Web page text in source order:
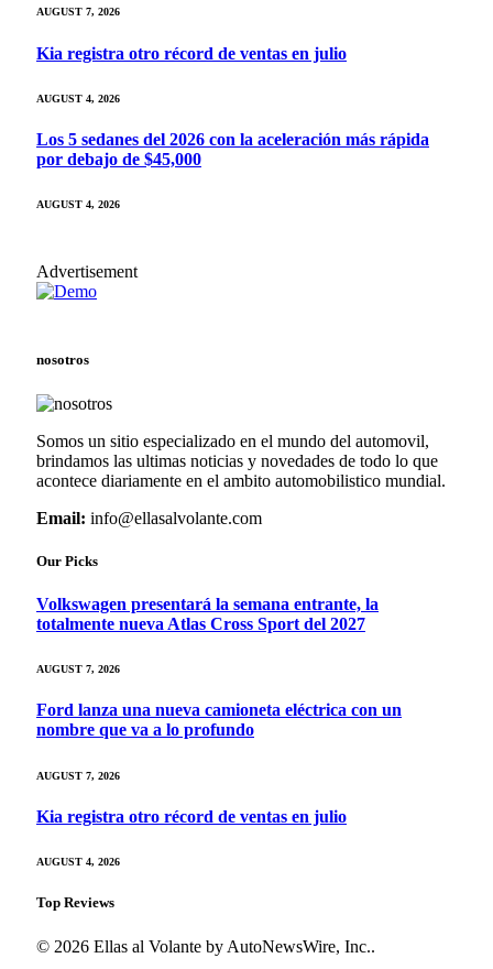
AUGUST 7, 2026
Kia registra otro récord de ventas en julio
AUGUST 4, 2026
Los 5 sedanes del 2026 con la aceleración más rápida
por debajo de $45,000
AUGUST 4, 2026
Advertisement
nosotros
Somos un sitio especializado en el mundo del automovil,
brindamos las ultimas noticias y novedades de todo lo que
acontece diariamente en el ambito automobilistico mundial.
Email: info@ellasalvolante.com
Our Picks
Volkswagen presentará la semana entrante, la
totalmente nueva Atlas Cross Sport del 2027
AUGUST 7, 2026
Ford lanza una nueva camioneta eléctrica con un
nombre que va a lo profundo
AUGUST 7, 2026
Kia registra otro récord de ventas en julio
AUGUST 4, 2026
Top Reviews
© 2026 Ellas al Volante by AutoNewsWire, Inc..